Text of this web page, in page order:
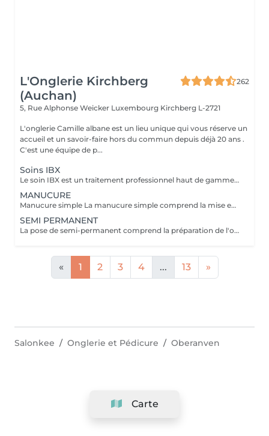
L'Onglerie Kirchberg
(Auchan)
262
5, Rue Alphonse Weicker Luxembourg Kirchberg L-2721
L'onglerie Camille albane est un lieu unique qui vous réserve un
accueil et un savoir-faire hors du commun depuis déjà 20 ans .
C'est une équipe de p...
Soins IBX
Le soin IBX est un traitement professionnel haut de gamme qui répare et renforce les ongles naturels de l'intérieur. Sa technologie innovante pénètre au cur de l'ongle pour restaurer sa structure, limiter la casse et sublimer durablement l'ongle naturel. Idéal pour les ongles fragilisés,il s'intègre parfaitement a une pose de vernis pour une tenue optimale et des ongles visiblement plus forts.
MANUCURE
Manucure simple La manucure simple comprend la mise en forme des ongles, le soin de cuticules et l'application d'une base de soin enrichie en calcium. Idéale si vous souhaitez des ongles propres, nets et renforcés avec une finition naturelle ,sans couleur. Manucure avec vernis La manucure avec vernis comprend la mise en forme des ongles, le soin des cuticules et l'application d'un vernis classique de la couleur de votre choix. Parfaite si vous souhaitez une finition soignée et colorée tout en gardant un rendu naturel. Manucure japonaise La manucure japonaise comprend la mise en forme des ongles, le soin des cuticules et l'application d'une patte enrichie en kératine, cire d'abeille et minéraux, poli directement sur l'ongle. Elle nourrit, renforce et apporte une brillance naturelle durable, idéal pour les ongles fragiles, mots ou abîmer.
SEMI PERMANENT
La pose de semi-permanent comprend la préparation de l'ongle, la mise en forme, le soin des cuticules et l'application de la couleur choisie. Grâce à sa tenue longue durée, le semi-permanent offre une brillance parfaite et une tenue de 2 à 3 semaines, sans ecaillement, pour des ongles impeccables au quotidien.
« 1 2 3 4 ... 13 »
Carte
Salonkee Onglerie et Pédicure Oberanven